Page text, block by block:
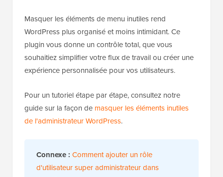
Masquer les éléments de menu inutiles rend
WordPress plus organisé et moins intimidant. Ce
plugin vous donne un contrôle total, que vous
souhaitiez simplifier votre flux de travail ou créer une
expérience personnalisée pour vos utilisateurs.
Pour un tutoriel étape par étape, consultez notre
guide sur la façon de masquer les éléments inutiles
de l'administrateur WordPress.
Connexe : Comment ajouter un rôle
d'utilisateur super administrateur dans